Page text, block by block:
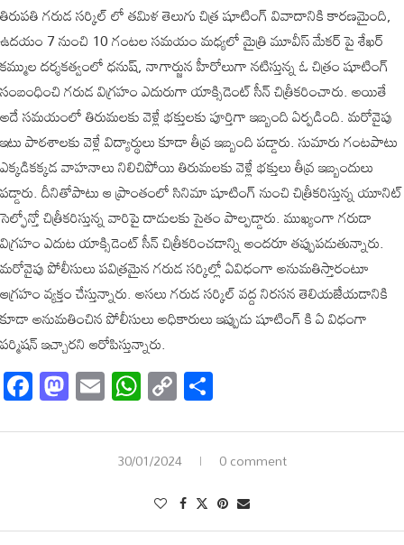
తిరుపతి గరుడ సర్కిల్ లో తమిళ తెలుగు చిత్ర షూటింగ్ వివాదానికి కారణమైంది,
ఉదయం 7 నుంచి 10 గంటల సమయం మధ్యలో మైత్రి మూవీస్ మేకర్ పై శేఖర్
కమ్ముల దర్శకత్వంలో ధనుష్, నాగార్జున హీరోలుగా నటిస్తున్న ఓ చిత్రం షూటింగ్
సంబంధించి గరుడ విగ్రహం ఎదురుగా యాక్సిడెంట్ సీన్ చిత్రీకరించారు. అయితే
అదే సమయంలో తిరుమలకు వెళ్లే భక్తులకు పూర్తిగా ఇబ్బంది ఏర్పడింది. మరోవైపు
ఇటు పాఠశాలకు వెళ్లే విద్యార్థులు కూడా తీవ్ర ఇబ్బంది పడ్డారు. సుమారు గంటపాటు
ఎక్కడికక్కడ వాహనాలు నిలిచిపోయి తిరుమలకు వెళ్లే భక్తులు తీవ్ర ఇబ్బందులు
పడ్డారు. దీనితోపాటు ఆ ప్రాంతంలో సినిమా షూటింగ్ నుంచి చిత్రీకరిస్తున్న యూనిట్
సెల్ఫోన్తో చిత్రీకరిస్తున్న వారిపై దాడులకు సైతం పాల్పడ్డారు. ముఖ్యంగా గరుడా
విగ్రహం ఎదుట యాక్సిడెంట్ సీన్ చిత్రీకరించడాన్ని అందరూ తప్పుపడుతున్నారు.
మరోవైపు పోలీసులు పవిత్రమైన గరుడ సర్కిల్లో ఏవిధంగా అనుమతిస్తారంటూ
ఆగ్రహం వ్యక్తం చేస్తున్నారు. అసలు గరుడ సర్కిల్ వద్ద నిరసన తెలియజేయడానికి
కూడా అనుమతించిన పోలీసులు అధికారులు ఇప్పుడు షూటింగ్ కి ఏ విధంగా
పర్మిషన్ ఇచ్చారని ఆరోపిస్తున్నారు.
Facebook
Mastodon
EmailWhatsApp
Copy
Link
30/01/2024 0 comment